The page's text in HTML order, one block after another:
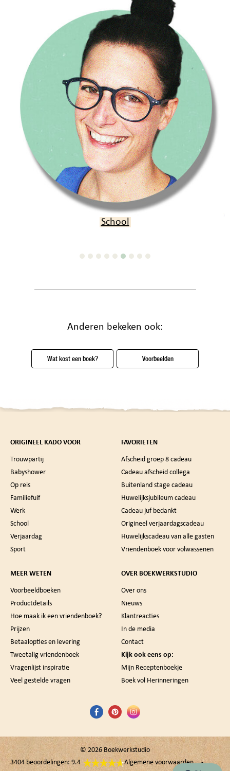
Verjaardag
Anderen bekeken ook:
Wat kost een boek? Voorbeelden
ORIGINEEL KADO VOOR
Trouwpartij
Babyshower
Op reis
Familiefuif
Werk
School
Verjaardag
Sport
FAVORIETEN
Afscheid groep 8 cadeau
Cadeau afscheid collega
Buitenland stage cadeau
Huwelijksjubileum cadeau
Cadeau juf bedankt
Origineel verjaardagscadeau
Huwelijkscadeau van alle gasten
Vriendenboek voor volwassenen
MEER WETEN
Voorbeeldboeken
Productdetails
Hoe maak ik een vriendenboek?
Prijzen
Betaalopties en levering
Tweetalig vriendenboek
Vragenlijst inspiratie
Veel gestelde vragen
OVER BOEKWERKSTUDIO
Over ons
Nieuws
Klantreacties
In de media
Contact
Kijk ook eens op:
Mijn Receptenboekje
Boek vol Herinneringen
© 2026 Boekwerkstudio
3404 beoordelingen: 9.4
Algemene voorwaarden